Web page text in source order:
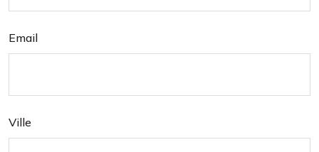
Email
Ville